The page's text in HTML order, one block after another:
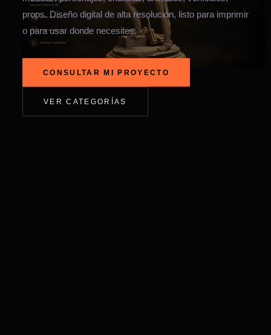
props. Diseño digital de alta resolución, listo para imprimir
o para usar donde necesites.
CONSULTAR MI PROYECTO
VER CATEGORÍAS